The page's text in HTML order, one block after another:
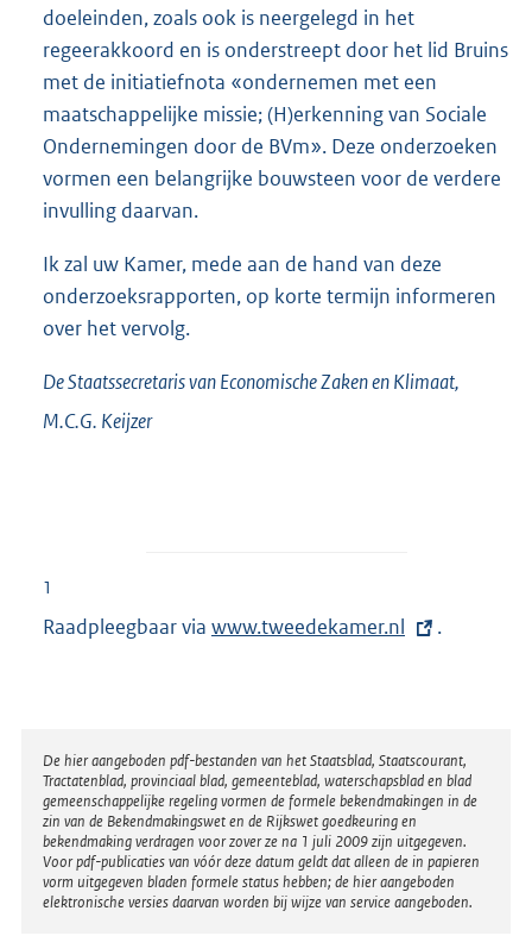
doeleinden, zoals ook is neergelegd in het
regeerakkoord en is onderstreept door het lid Bruins
met de initiatiefnota «ondernemen met een
maatschappelijke missie; (H)erkenning van Sociale
Ondernemingen door de BVm». Deze onderzoeken
vormen een belangrijke bouwsteen voor de verdere
invulling daarvan.
Ik zal uw Kamer, mede aan de hand van deze
onderzoeksrapporten, op korte termijn informeren
over het vervolg.
De Staatssecretaris van Economische Zaken en Klimaat,
M.C.G. Keijzer
1
Raadpleegbaar via E
r
n
e
l
i
n
www.tweedekamer.nl .
Disclaimer
De hier aangeboden pdf-bestanden van het Staatsblad, Staatscourant,
Tractatenblad, provinciaal blad, gemeenteblad, waterschapsblad en blad
gemeenschappelijke regeling vormen de formele bekendmakingen in de
zin van de Bekendmakingswet en de Rijkswet goedkeuring en
bekendmaking verdragen voor zover ze na 1 juli 2009 zijn uitgegeven.
Voor pdf-publicaties van vóór deze datum geldt dat alleen de in papieren
vorm uitgegeven bladen formele status hebben; de hier aangeboden
elektronische versies daarvan worden bij wijze van service aangeboden.